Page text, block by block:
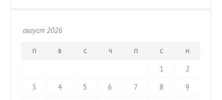
август 2026
П В С Ч П С Н
1
2
3
4 5 6 7 8
9